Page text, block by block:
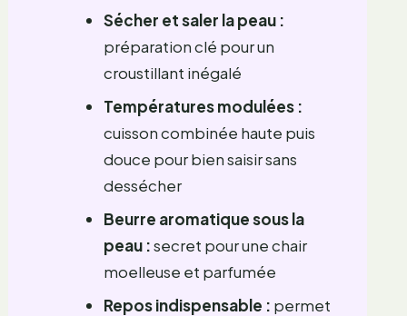
Sécher et saler la peau :
préparation clé pour un
croustillant inégalé
Températures modulées :
cuisson combinée haute puis
douce pour bien saisir sans
dessécher
Beurre aromatique sous la
peau :secret pour une chair
moelleuse et parfumée
Repos indispensable : permet